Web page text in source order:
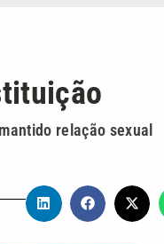
relação sexual